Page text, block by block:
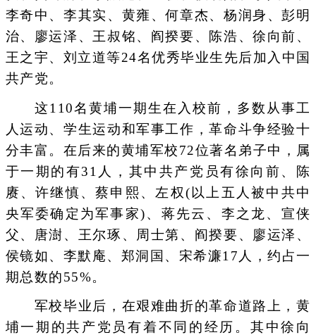
李奇中、李其实、黄雍、何章杰、杨润身、彭明
治、廖运泽、王叔铭、阎揆要、陈浩、徐向前、
王之宇、刘立道等24名优秀毕业生先后加入中国
共产党。
这110名黄埔一期生在入校前，多数从事工
人运动、学生运动和军事工作，革命斗争经验十
分丰富。在后来的黄埔军校72位著名弟子中，属
于一期的有31人，其中共产党员有徐向前、陈
赓、许继慎、蔡申熙、左权(以上五人被中共中
央军委确定为军事家)、蒋先云、李之龙、宣侠
父、唐澍、王尔琢、周士第、阎揆要、廖运泽、
侯镜如、李默庵、郑洞国、宋希濂17人，约占一
期总数的55%。
军校毕业后，在艰难曲折的革命道路上，黄
埔一期的共产党员有着不同的经历。其中徐向